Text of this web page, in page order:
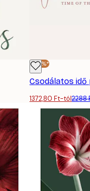
-40%*
Csodálatos
1372,80 Ft-tól2288